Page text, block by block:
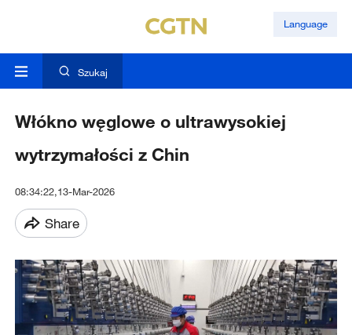
Language
Szukaj
Włókno węglowe o ultrawysokiej
wytrzymałości z Chin
08:34:22,13-Mar-2026
Share